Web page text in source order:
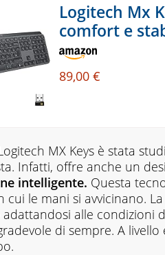
Logitech Mx
comfort e
89,00 €
MX Keys è stata
Infatti, offre anche un
intelligente. Questa
cui le mani si avvicinano.
alle ‎condizioni
di sempre. A